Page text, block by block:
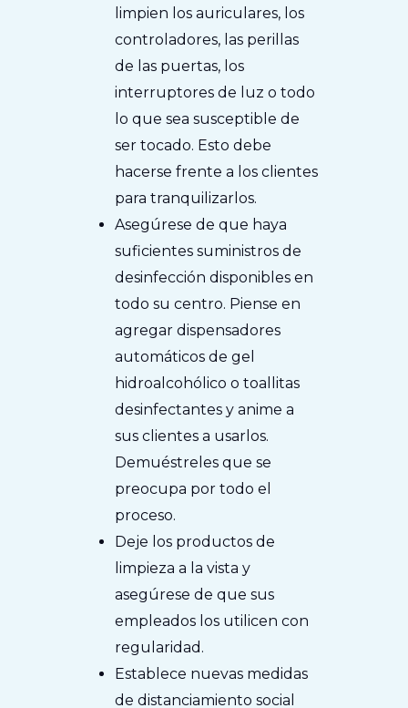
limpien los auriculares, los
controladores, las perillas
de las puertas, los
interruptores de luz o todo
lo que sea susceptible de
ser tocado. Esto debe
hacerse frente a los clientes
para tranquilizarlos.
Asegúrese de que haya
suficientes suministros de
desinfección disponibles en
todo su centro. Piense en
agregar dispensadores
automáticos de gel
hidroalcohólico o toallitas
desinfectantes y anime a
sus clientes a usarlos.
Demuéstreles que se
preocupa por todo el
proceso.
Deje los productos de
limpieza a la vista y
asegúrese de que sus
empleados los utilicen con
regularidad.
Establece nuevas medidas
de distanciamiento social